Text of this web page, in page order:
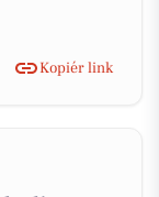
Kopiér link